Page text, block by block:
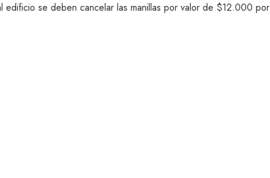
edificio se deben cancelar las manillas por valor de $12.000 por